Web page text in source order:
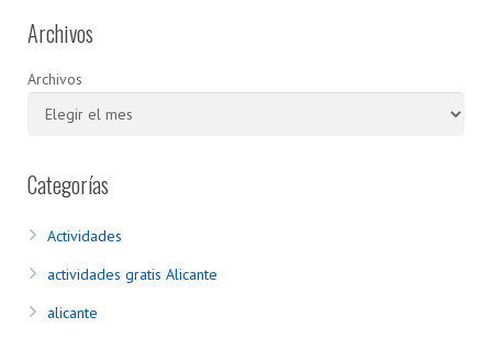
Archivos
Archivos
Categorías
Actividades
actividades gratis Alicante
alicante